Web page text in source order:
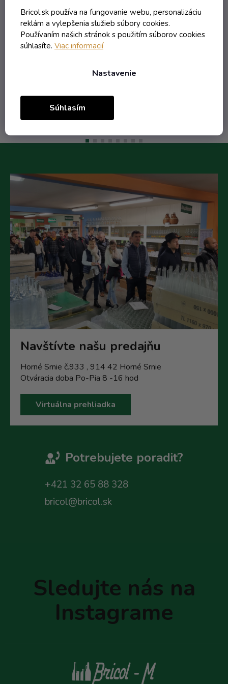
Bricol.sk používa na fungovanie webu, personalizáciu
reklám a vylepšenia služieb súbory cookies.
Používaním našich stránok s použitím súborov cookies
súhlasíte. Viac informacií
Nastavenie
Súhlasím
Skladom
0,43 € vrátane DPH
0,35 €
Navštívte našu predajňu
Horné Srnie č.933 , 914 42 Horné Srnie
Otváracia doba Po-Pia 8 -16 hod
Virtuálna prehliadka
Potrebujete poradit?
+421 32 65 88 328
bricol@bricol.sk
Sledujte nás na
Instagrame